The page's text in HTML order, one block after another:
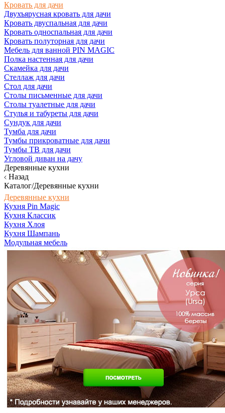
Кровать для дачи
Двухъярусная кровать для дачи
Кровать двуспальная для дачи
Кровать односпальная для дачи
Кровать полуторная для дачи
Мебель для ванной PIN MAGIC
Полка настенная для дачи
Скамейка для дачи
Стеллаж для дачи
Стол для дачи
Столы письменные для дачи
Столы туалетные для дачи
Стулья и табуреты для дачи
Сундук для дачи
Тумба для дачи
Тумбы прикроватные для дачи
Тумбы ТВ для дачи
Угловой диван на дачу
Деревянные кухни
Назад
Каталог/Деревянные кухни
Деревянные кухни
Кухня Pin Magic
Кухня Классик
Кухня Хлоя
Кухня Шампань
Модульная мебель